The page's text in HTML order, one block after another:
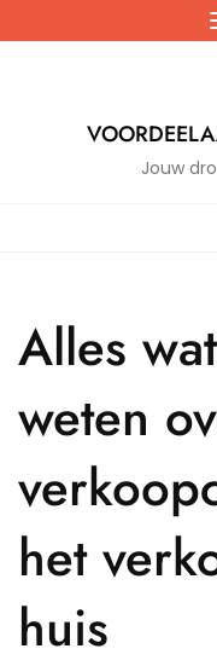
de
Jouw
Alles
weten
het
huis